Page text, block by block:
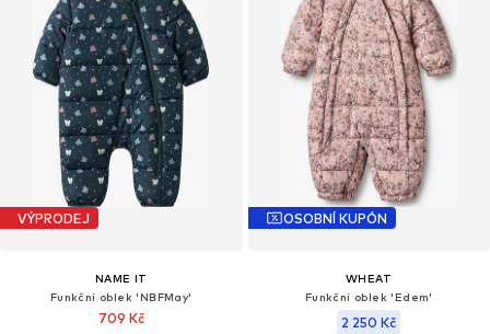
VÝPRODEJ
NAME IT
Funkční oblek 'NBFMay'
709 Kč
OSOBNÍ KUPÓN
WHEAT
Funkční oblek 'Edem'
2 250 Kč